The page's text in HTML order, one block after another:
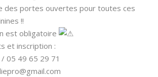
des portes ouvertes pour toutes ces
!!
est obligatoire
et inscription :
05 49 65 29 71